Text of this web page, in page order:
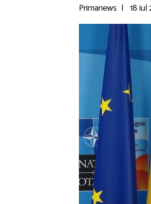
Primanews | 18